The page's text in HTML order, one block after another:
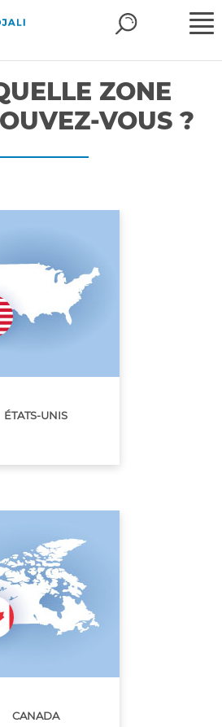
ZONE
VOUS ?
ÉTATS-UNIS
CANADA